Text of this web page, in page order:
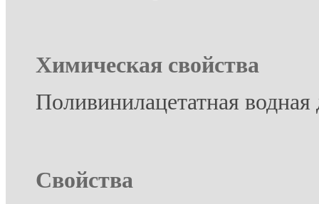
Химическая свойства
Поливинилацетатная водная
Свойства